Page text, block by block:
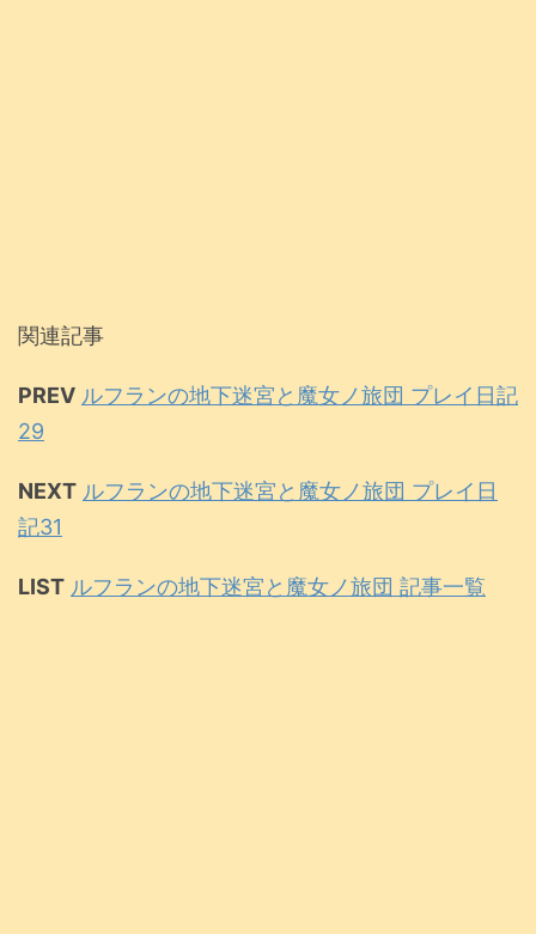
関連記事
PREV ルフランの地下迷宮と魔女ノ旅団 プレイ日記
29
NEXT ルフランの地下迷宮と魔女ノ旅団 プレイ日
記31
LIST ルフランの地下迷宮と魔女ノ旅団 記事一覧